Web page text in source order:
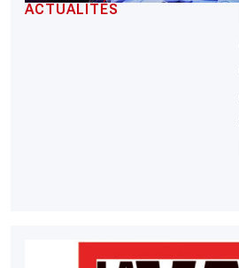
ACTUALITÉS